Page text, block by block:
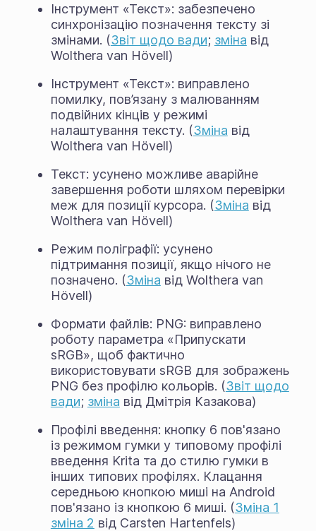
Інструмент «Текст»: забезпечено
синхронізацію позначення тексту зі
змінами. (Звіт щодо вади; зміна від
Wolthera van Hövell)
Інструмент «Текст»: виправлено
помилку, пов’язану з малюванням
подвійних кінців у режимі
налаштування тексту. (Зміна від
Wolthera van Hövell)
Текст: усунено можливе аварійне
завершення роботи шляхом перевірки
меж для позиції курсора. (Зміна від
Wolthera van Hövell)
Режим поліграфії: усунено
підтримання позиції, якщо нічого не
позначено. (Зміна від Wolthera van
Hövell)
Формати файлів: PNG: виправлено
роботу параметра «Припускати
sRGB», щоб фактично
використовувати sRGB для зображень
PNG без профілю кольорів. (Звіт щодо
вади; зміна від Дмітрія Казакова)
Профілі введення: кнопку 6 пов'язано
із режимом гумки у типовому профілі
введення Krita та до стилю гумки в
інших типових профілях. Клацання
середньою кнопкою миші на Android
пов'язано із кнопкою 6 миші. (Зміна 1
зміна 2 від Carsten Hartenfels)